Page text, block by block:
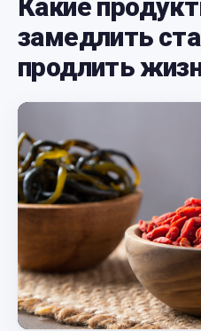
Какие
замедлить
продлить